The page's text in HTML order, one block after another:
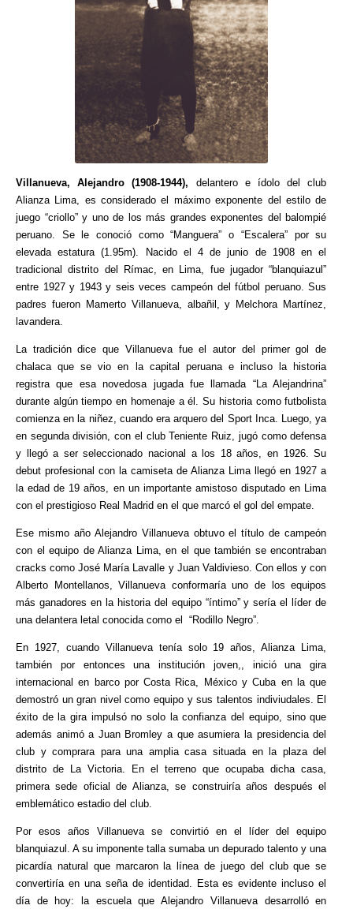
Villanueva, Alejandro (1908-1944), delantero e ídolo del club
Alianza Lima, es considerado el máximo exponente del estilo de
juego “criollo” y uno de los más grandes exponentes del balompié
peruano. Se le conoció como “Manguera” o “Escalera” por su
elevada estatura (1.95m). Nacido el 4 de junio de 1908 en el
tradicional distrito del Rímac, en Lima, fue jugador “blanquiazul”
entre 1927 y 1943 y seis veces campeón del fútbol peruano. Sus
padres fueron Mamerto Villanueva, albañil, y Melchora Martínez,
lavandera.
La tradición dice que Villanueva fue el autor del primer gol de
chalaca que se vio en la capital peruana e incluso la historia
registra que esa novedosa jugada fue llamada “La Alejandrina”
durante algún tiempo en homenaje a él. Su historia como futbolista
comienza en la niñez, cuando era arquero del Sport Inca. Luego, ya
en segunda división, con el club Teniente Ruiz, jugó como defensa
y llegó a ser seleccionado nacional a los 18 años, en 1926. Su
debut profesional con la camiseta de Alianza Lima llegó en 1927 a
la edad de 19 años, en un importante amistoso disputado en Lima
con el prestigioso Real Madrid en el que marcó el gol del empate.
Ese mismo año Alejandro Villanueva obtuvo el título de campeón
con el equipo de Alianza Lima, en el que también se encontraban
cracks como José María Lavalle y Juan Valdivieso. Con ellos y con
Alberto Montellanos, Villanueva conformaría uno de los equipos
más ganadores en la historia del equipo “íntimo” y sería el líder de
una delantera letal conocida como el “Rodillo Negro”.
En 1927, cuando Villanueva tenía solo 19 años, Alianza Lima,
también por entonces una institución joven,, inició una gira
internacional en barco por Costa Rica, México y Cuba en la que
demostró un gran nivel como equipo y sus talentos indiviudales. El
éxito de la gira impulsó no solo la confianza del equipo, sino que
además animó a Juan Bromley a que asumiera la presidencia del
club y comprara para una amplia casa situada en la plaza del
distrito de La Victoria. En el terreno que ocupaba dicha casa,
primera sede oficial de Alianza, se construiría años después el
emblemático estadio del club.
Por esos años Villanueva se convirtió en el líder del equipo
blanquiazul. A su imponente talla sumaba un depurado talento y una
picardía natural que marcaron la línea de juego del club que se
convertiría en una seña de identidad. Esta es evidente incluso el
día de hoy: la escuela que Alejandro Villanueva desarrolló en